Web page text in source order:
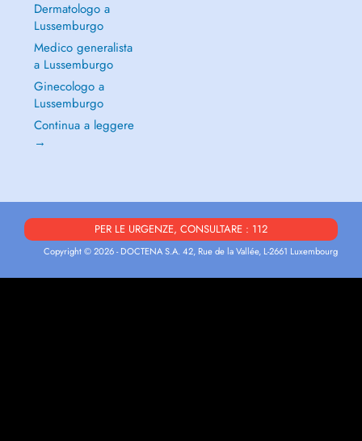
Dermatologo a
Lussemburgo
Medico generalista
a Lussemburgo
Ginecologo a
Lussemburgo
Continua a leggere
→
PER LE URGENZE, CONSULTARE : 112
Copyright © 2026 - DOCTENA S.A. 42, Rue de la Vallée, L-2661 Luxembourg